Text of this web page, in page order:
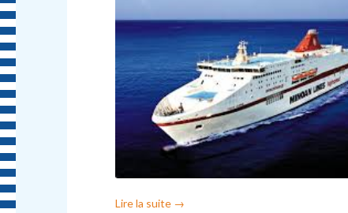
Lire la suite →